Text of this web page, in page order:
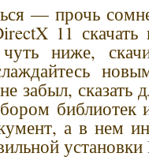
— прочь
11 скачать
ниже,
забыл, сказать
библиотек
а в нем